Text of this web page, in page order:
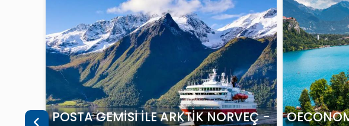
NORVEÇ -
OECONOMICA YEŞİLİN HER TONUYLA